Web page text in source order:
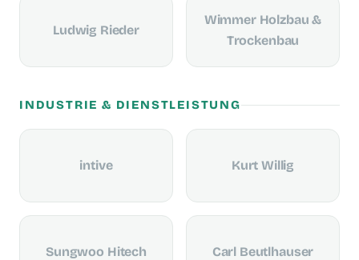
Ludwig Rieder
Wimmer Holzbau &
Trockenbau
INDUSTRIE & DIENSTLEISTUNG
intive Kurt Willig
Sungwoo Hitech Carl Beutlhauser